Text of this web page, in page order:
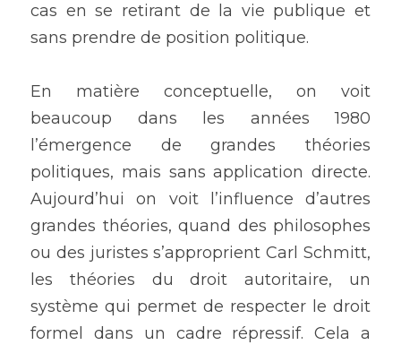
cas en se retirant de la vie publique et
sans prendre de position politique.
En matière conceptuelle, on voit
beaucoup dans les années 1980
l’émergence de grandes théories
politiques, mais sans application directe.
Aujourd’hui on voit l’influence d’autres
grandes théories, quand des philosophes
ou des juristes s’approprient Carl Schmitt,
les théories du droit autoritaire, un
système qui permet de respecter le droit
formel dans un cadre répressif. Cela a